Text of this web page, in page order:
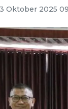
Oktober 2025